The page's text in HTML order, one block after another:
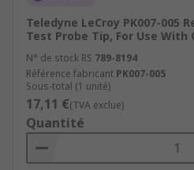
Teledyne LeCroy PK007-005
Test Probe Tip, For Use With
N° de stock RS 789-8194
Référence fabricant PK007-005
Sous-total (1 unité)
17,11 €(TVA exclue)
Quantité